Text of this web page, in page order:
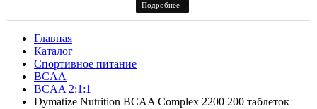
Подробнее
Главная
Каталог
Спортивное питание
BCAA
BCAA 2:1:1
Dymatize Nutrition BCAA Complex 2200 200 таблеток